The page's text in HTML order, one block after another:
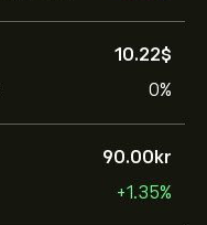
10.22‎$‎
0%
90.00‎kr‎
+1.35%